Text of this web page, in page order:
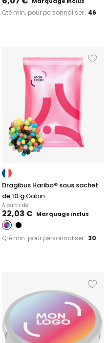
Qté min. pour personnaliser : 46
Dragibus Haribo® sous sachet
de 10 gGabin
À partir de
22,03 € Marquage inclus
Qté min. pour personnaliser : 30